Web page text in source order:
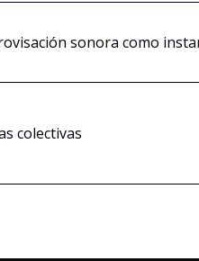
sonora como
colectivas